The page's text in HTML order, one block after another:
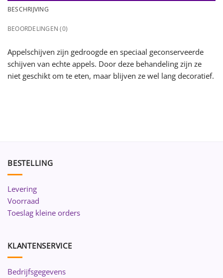
BESCHRIJVING
BEOORDELINGEN (0)
Appelschijven zijn gedroogde en speciaal geconserveerde
schijven van echte appels. Door deze behandeling zijn ze
niet geschikt om te eten, maar blijven ze wel lang decoratief.
BESTELLING
Levering
Voorraad
Toeslag kleine orders
KLANTENSERVICE
Bedrijfsgegevens